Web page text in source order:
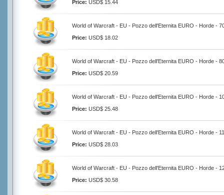
Price: USD$ 15.44
World of Warcraft - EU - Pozzo dell'Eternita EURO - Horde -
Price: USD$ 18.02
World of Warcraft - EU - Pozzo dell'Eternita EURO - Horde -
Price: USD$ 20.59
World of Warcraft - EU - Pozzo dell'Eternita EURO - Horde -
Price: USD$ 25.48
World of Warcraft - EU - Pozzo dell'Eternita EURO - Horde -
Price: USD$ 28.03
World of Warcraft - EU - Pozzo dell'Eternita EURO - Horde -
Price: USD$ 30.58